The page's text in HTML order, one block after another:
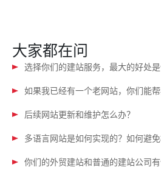
大家都在问
选择你们的建站服务，最大的好处是
如果我已经有一个老网站，你们能
后续网站更新和维护怎么办？
多语言网站是如何实现的？如何避免
你们的外贸建站和普通的建站公司有